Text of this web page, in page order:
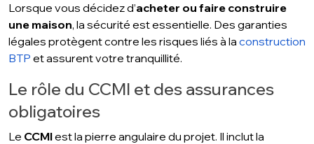
Lorsque vous décidez d’acheter ou faire construire
une maison, la sécurité est essentielle. Des garanties
légales protègent contre les risques liés à la construction
BTP et assurent votre tranquillité.
Le rôle du CCMI et des assurances
obligatoires
Le CCMIest la pierre angulaire du projet. Il inclut la